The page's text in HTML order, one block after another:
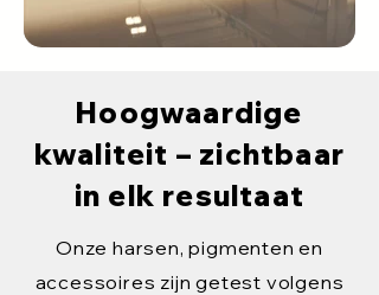
Hoogwaardige
kwaliteit – zichtbaar
in elk resultaat
Onze harsen, pigmenten en
accessoires zijn getest volgens